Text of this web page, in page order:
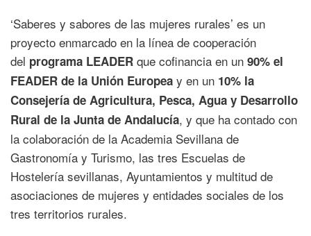
‘Saberes y sabores de las mujeres rurales’ es un
proyecto enmarcado en la línea de cooperación
del programa LEADER que cofinancia en un 90% el
FEADER de la Unión Europea y en un 10% la
Consejería de Agricultura, Pesca, Agua y Desarrollo
Rural de la Junta de Andalucía, y que ha contado con
la colaboración de la Academia Sevillana de
Gastronomía y Turismo, las tres Escuelas de
Hostelería sevillanas, Ayuntamientos y multitud de
asociaciones de mujeres y entidades sociales de los
tres territorios rurales.